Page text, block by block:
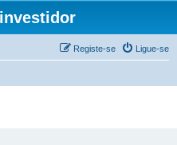
Ligue-se
Registe-se